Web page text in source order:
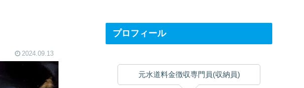
2024.09.13
プロフィール
元水道料金徴収専門員(収納員)